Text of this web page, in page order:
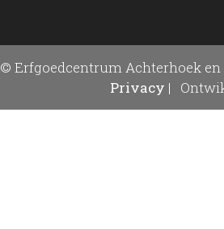
© Erfgoedcentrum Achterhoek en
Privacy |